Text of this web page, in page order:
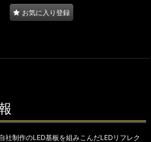
お気に入り登録
社制作のLED基板を組みこんだLEDリフレク